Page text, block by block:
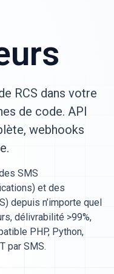
RCS dans votre
de code. API
webhooks
SMS
et des
depuis n’importe quel
délivrabilité >99%,
PHP, Python,
par SMS.